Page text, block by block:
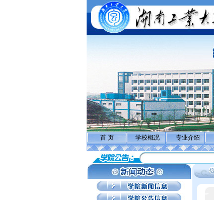
首 页 学校概况 专业介绍